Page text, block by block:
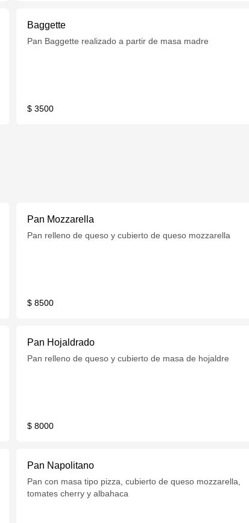
Baggette
Pan Baggette realizado a partir de masa madre
$ 3500
Pan Mozzarella
Pan relleno de queso y cubierto de queso mozzarella
$ 8500
Pan Hojaldrado
Pan relleno de queso y cubierto de masa de hojaldre
$ 8000
Pan Napolitano
Pan con masa tipo pizza, cubierto de queso mozzarella,
tomates cherry y albahaca